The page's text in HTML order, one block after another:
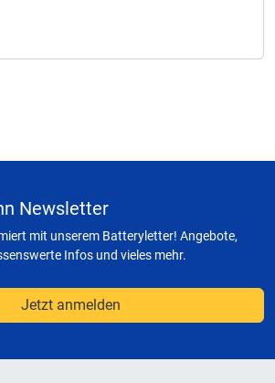
Newsletter
mit unserem Batteryletter! Angebote,
Infos und vieles mehr.
Jetzt anmelden